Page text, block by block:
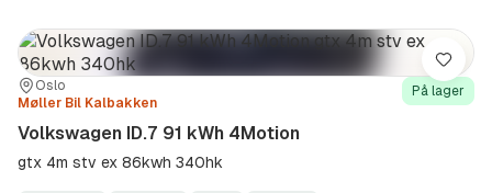
Sted:
Oslo
Forhandler:
Møller Bil Kalbakken
På lager
Volkswagen ID.7 91 kWh 4Motion
gtx 4m stv ex 86kwh 340hk
Lagre